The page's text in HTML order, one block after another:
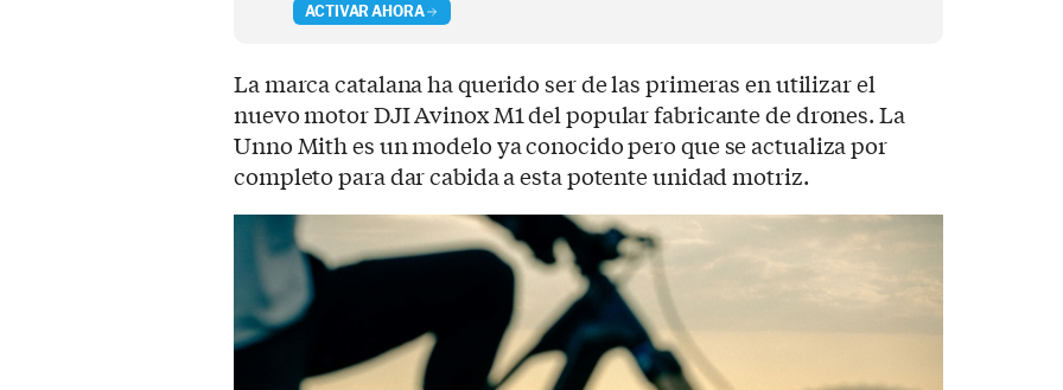
ACTIVAR AHORA
La marca catalana ha querido ser de las primeras en utilizar el
nuevo motor DJI Avinox M1 del popular fabricante de drones. La
Unno Mith es un modelo ya conocido pero que se actualiza por
completo para dar cabida a esta potente unidad motriz.